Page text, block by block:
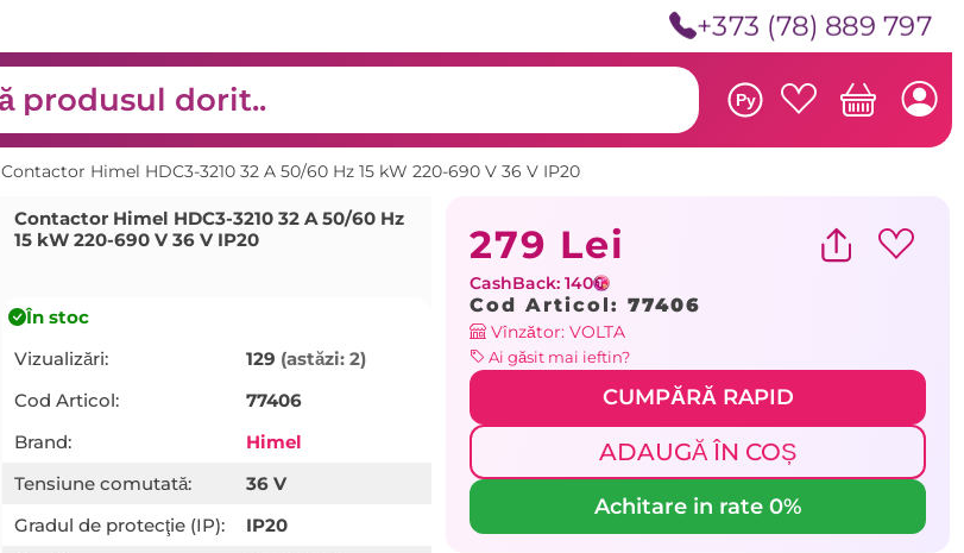
+373 (78) 889 797
Ру
Contactor Himel HDC3-3210 32 A 50/60 Hz 15 kW 220-690 V 36 V IP20
Contactor Himel HDC3-3210 32 A 50/60 Hz
15 kW 220-690 V 36 V IP20
În stoc
Vizualizări:
129 (astăzi: 2)
Cod Articol:
77406
Brand:
Himel
Tensiune comutată:
36 V
Gradul de protecţie (IP):
IP20
279 Lei
CashBack: 140
Cod Articol: 77406
Vînzător: VOLTA
Ai găsit mai ieftin?
CUMPĂRĂ RAPID
ADAUGĂ ÎN COȘ
Achitare in rate 0%